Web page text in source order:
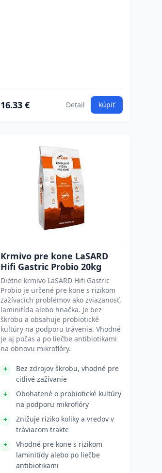
16.33 € Detail kúpiť
Krmivo pre kone LaSARD
Hifi Gastric Probio 20kg
Diétne krmivo LaSARD Hifi Gastric
Probio je určené pre kone s rizikom
zažívacích problémov ako zviazanosť,
laminitída alebo hnačka. Je bez
škrobu a obsahuje probiotické
kultúry na podporu trávenia. Vhodné
je aj počas a po liečbe antibiotikami
na obnovu mikroflóry.
Bez zdrojov škrobu, vhodné pre
citlivé zažívanie
Obohatené o probiotické kultúry
na podporu mikroflóry
Znižuje riziko koliky a vredov v
tráviacom trakte
Vhodné pre kone s rizikom
laminitídy alebo po liečbe
antibiotikami